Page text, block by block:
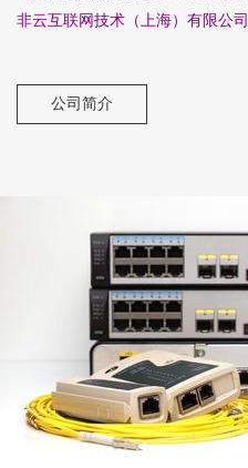
非云互联网技术（上海）有限公
公司简介